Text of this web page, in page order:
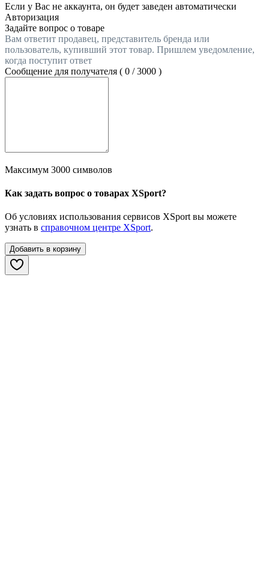
Если у Вас не аккаунта, он будет заведен автоматически
Авторизация
Задайте вопрос о товаре
Вам ответит продавец, представитель бренда или
пользователь, купивший этот товар. Пришлем уведомление,
когда поступит ответ
Сообщение для получателя ( 0 /3000 )
Максимум 3000 символов
Как задать вопрос о товарах XSport?
Об условиях использования сервисов XSport вы можете
узнать в справочном центре XSport.
Добавить в корзину